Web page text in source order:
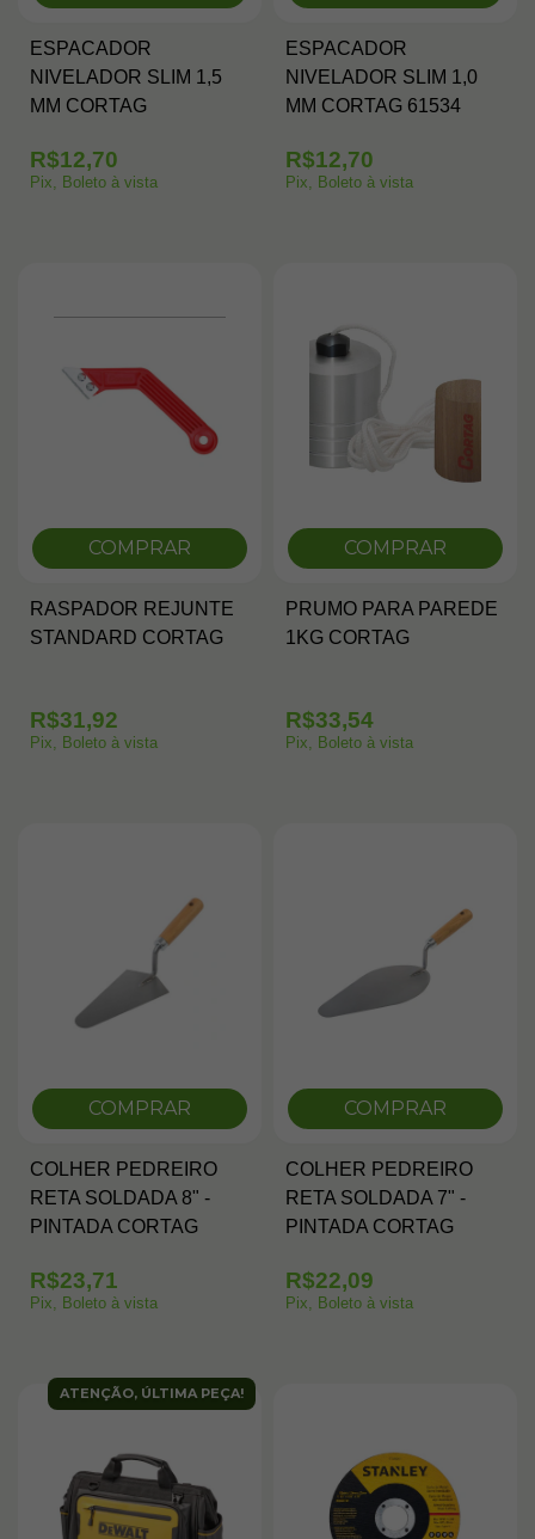
ESPACADOR
NIVELADOR SLIM 1,5
MM CORTAG
R$12,70
Pix, Boleto à vista
ESPACADOR
NIVELADOR SLIM 1,0
MM CORTAG 61534
R$12,70
Pix, Boleto à vista
COMPRAR
RASPADOR REJUNTE
STANDARD CORTAG
R$31,92
Pix, Boleto à vista
COMPRAR
PRUMO PARA PAREDE
1KG CORTAG
R$33,54
Pix, Boleto à vista
COMPRAR
COLHER PEDREIRO
RETA SOLDADA 8" -
PINTADA CORTAG
R$23,71
Pix, Boleto à vista
COMPRAR
COLHER PEDREIRO
RETA SOLDADA 7" -
PINTADA CORTAG
R$22,09
Pix, Boleto à vista
ATENÇÃO, ÚLTIMA PEÇA!